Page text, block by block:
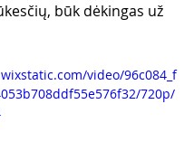
būk dėkingas už
video/96c084_f
720p/